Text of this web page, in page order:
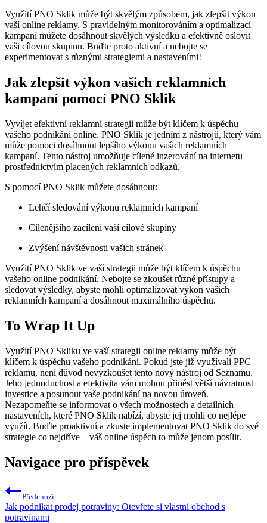
Využití PNO Sklik může být skvělým způsobem, jak zlepšit výkon
vaší online reklamy. S pravidelným monitorováním a optimalizací
kampaní můžete dosáhnout skvělých výsledků a efektivně oslovit
vaši cílovou skupinu. Buďte proto aktivní a nebojte se
experimentovat s různými strategiemi a nastaveními!
Jak zlepšit výkon vašich reklamních
kampaní pomocí PNO Sklik
Vyvíjet efektivní reklamní strategii může být klíčem k úspěchu
vašeho podnikání online. PNO Sklik je jedním z nástrojů, který vám
může pomoci dosáhnout lepšího výkonu vašich reklamních
kampaní. Tento nástroj umožňuje cílené inzerování na internetu
prostřednictvím placených reklamních odkazů.
S pomocí PNO Sklik můžete dosáhnout:
Lehčí sledování výkonu reklamních kampaní
Cílenějšího zacílení vaší cílové skupiny
Zvýšení návštěvnosti vašich stránek
Využití PNO Sklik ve vaší strategii může být klíčem k úspěchu
vašeho online podnikání. Nebojte se zkoušet různé přístupy a
sledovat výsledky, abyste mohli optimalizovat výkon vašich
reklamních kampaní a dosáhnout maximálního úspěchu.
To Wrap It Up
Využití PNO Skliku ve vaší strategii online reklamy může být
klíčem k úspěchu vašeho podnikání. Pokud jste již využívali PPC
reklamu, není důvod nevyzkoušet tento nový nástroj od Seznamu.
Jeho jednoduchost a efektivita vám mohou přinést větší návratnost
investice a posunout vaše podnikání na novou úroveň.
Nezapomeňte se informovat o všech možnostech a detailních
nastaveních, které PNO Sklik nabízí, abyste jej mohli co nejlépe
využít. Buďte proaktivní a zkuste implementovat PNO Sklik do své
strategie co nejdříve – váš online úspěch to může jenom posílit.
Navigace pro příspěvek
Předchozí
Jak podnikat prodej potraviny: Otevřete si vlastní obchod s
potravinami